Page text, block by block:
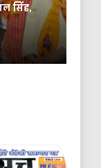
सिंह,